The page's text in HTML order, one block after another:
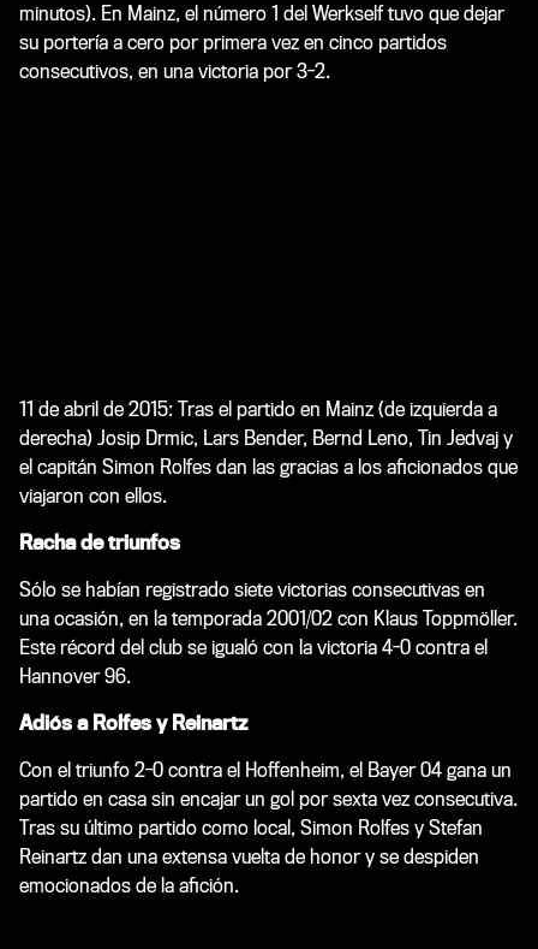
minutos). En Mainz, el número 1 del Werkself tuvo que dejar
su portería a cero por primera vez en cinco partidos
consecutivos, en una victoria por 3-2.
11 de abril de 2015: Tras el partido en Mainz (de izquierda a
derecha) Josip Drmic, Lars Bender, Bernd Leno, Tin Jedvaj y
el capitán Simon Rolfes dan las gracias a los aficionados que
viajaron con ellos.
Racha de triunfos
Sólo se habían registrado siete victorias consecutivas en
una ocasión, en la temporada 2001/02 con Klaus Toppmöller.
Este récord del club se igualó con la victoria 4-0 contra el
Hannover 96.
Adiós a Rolfes y Reinartz
Con el triunfo 2-0 contra el Hoffenheim, el Bayer 04 gana un
partido en casa sin encajar un gol por sexta vez consecutiva.
Tras su último partido como local, Simon Rolfes y Stefan
Reinartz dan una extensa vuelta de honor y se despiden
emocionados de la afición.